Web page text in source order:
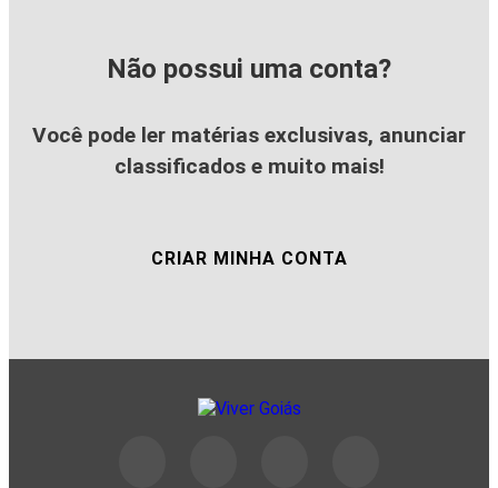
Não possui uma conta?
Você pode ler matérias exclusivas, anunciar
classificados e muito mais!
CRIAR MINHA CONTA